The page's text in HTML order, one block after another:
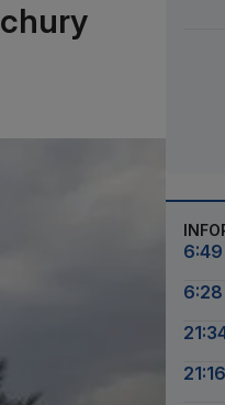
6:49
6:28
21:16